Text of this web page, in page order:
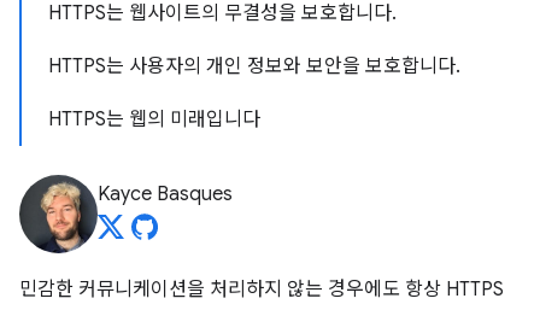
HTTPS는 웹사이트의 무결성을 보호합니다.
HTTPS는 사용자의 개인 정보와 보안을 보호합니다.
HTTPS는 웹의 미래입니다
Kayce Basques
민감한 커뮤니케이션을 처리하지 않는 경우에도 항상 HTTPS